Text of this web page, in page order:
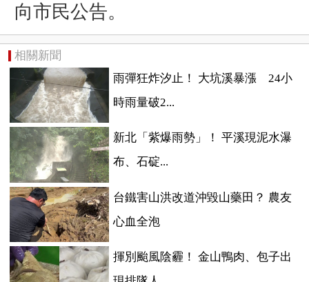
向市民公告。
相關新聞
雨彈狂炸汐止！ 大坑溪暴漲 24小
時雨量破2...
新北「紫爆雨勢」！ 平溪現泥水瀑
布、石碇...
台鐵害山洪改道沖毀山藥田？ 農友
心血全泡
揮別颱風陰霾！ 金山鴨肉、包子出